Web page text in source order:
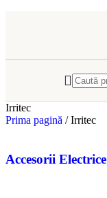
Irritec
Prima pagină / Irritec
Accesorii Electrice